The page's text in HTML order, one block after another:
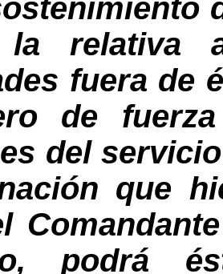
relativa
fuera de
de
del
que
podrá